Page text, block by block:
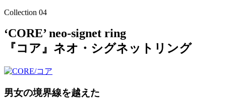
Collection 04
‘CORE’ neo-signet ring
『コア』ネオ・シグネットリング
男女の境界線を越えた